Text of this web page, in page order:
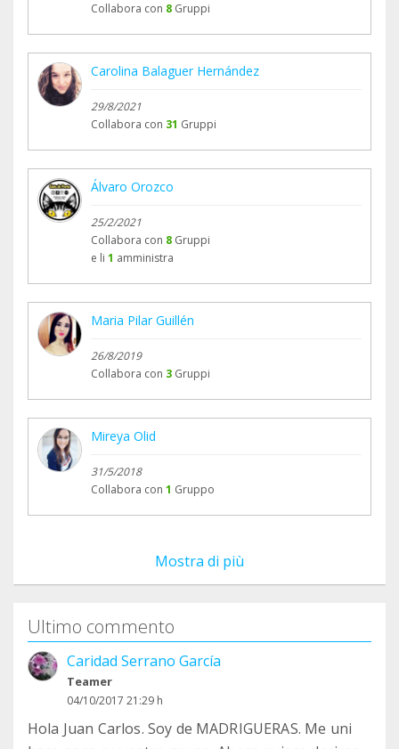
Collabora con 8 Gruppi
Carolina Balaguer Hernández
29/8/2021
Collabora con 31 Gruppi
Álvaro Orozco
25/2/2021
Collabora con 8 Gruppi
e li 1 amministra
Maria Pilar Guillén
26/8/2019
Collabora con 3 Gruppi
Mireya Olid
31/5/2018
Collabora con 1 Gruppo
Mostra di più
Ultimo commento
Caridad Serrano García
Teamer
04/10/2017 21:29 h
Hola Juan Carlos. Soy de MADRIGUERAS. Me uni